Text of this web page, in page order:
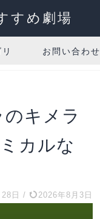
すめ劇場
お問い合わせ
キメラ
カルな
日 / 2026年8月3日